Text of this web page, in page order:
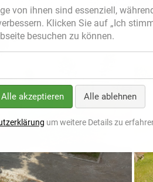
von ihnen sind essenziell,
Klicken Sie auf „Ich
besuchen zu können.
Alle akzeptieren Alle ablehnen
um weitere Details zu